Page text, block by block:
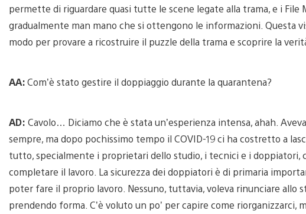
permette di riguardare quasi tutte le scene legate alla trama, e i File
gradualmente man mano che si ottengono le informazioni. Questa
modo per provare a ricostruire il puzzle della trama e scoprire la
AA:Com’è stato gestire il doppiaggio durante la quarantena?
AD: Cavolo… Diciamo che è stata un’esperienza intensa, ahah.
sempre, ma dopo pochissimo tempo il COVID-19 ci ha costretto a
tutto, specialmente i proprietari dello studio, i tecnici e i
completare il lavoro. La sicurezza dei doppiatori è di primaria
poter fare il proprio lavoro. Nessuno, tuttavia, voleva rinunciare allo
prendendo forma. C’è voluto un po’ per capire come